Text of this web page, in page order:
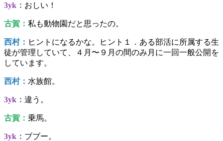
3yk： おしい！
古賀： 私も動物園だと思ったの。
西村： ヒントになるかな。ヒント１．ある部活に所属する生
徒が管理していて、４月〜９月の間のみ月に一回一般公開を
しています。
西村： 水族館。
3yk： 違う。
古賀： 乗馬。
3yk： ブブー。